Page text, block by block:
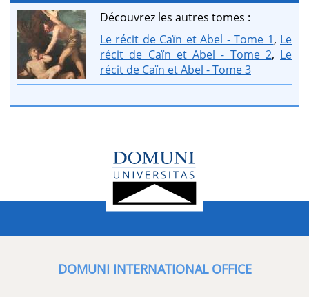
Découvrez les autres tomes :
Le récit de Caïn et Abel - Tome 1, Le
récit de Caïn et Abel - Tome 2, Le
récit de Caïn et Abel - Tome 3
DOMUNI INTERNATIONAL OFFICE